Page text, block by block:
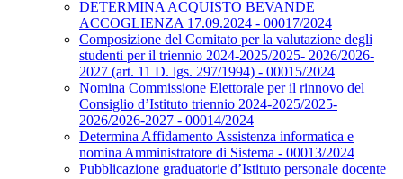
DETERMINA ACQUISTO BEVANDE
ACCOGLIENZA 17.09.2024 - 00017/2024
Composizione del Comitato per la valutazione degli
studenti per il triennio 2024-2025/2025- 2026/2026-
2027 (art. 11 D. lgs. 297/1994) - 00015/2024
Nomina Commissione Elettorale per il rinnovo del
Consiglio d’Istituto triennio 2024-2025/2025-
2026/2026-2027 - 00014/2024
Determina Affidamento Assistenza informatica e
nomina Amministratore di Sistema - 00013/2024
Pubblicazione graduatorie d’Istituto personale docente